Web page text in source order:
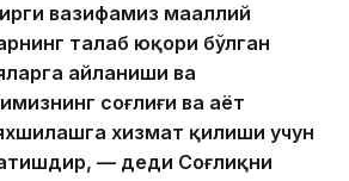
вазифамиз маҳаллий
талаб юқори бўлган
айланиши ва
соғлиғи ва ҳаёт
хизмат қилиши учун
— деди Соғлиқни